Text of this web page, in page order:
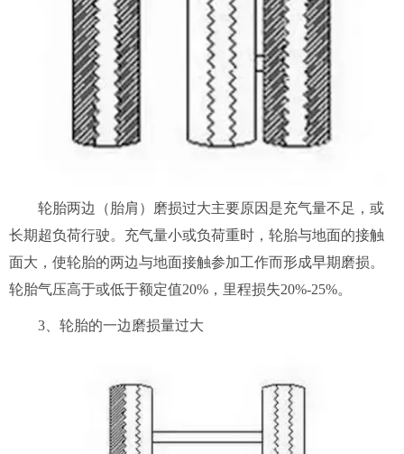
轮胎两边（胎肩）磨损过大主要原因是充气量不足，或
长期超负荷行驶。充气量小或负荷重时，轮胎与地面的接触
面大，使轮胎的两边与地面接触参加工作而形成早期磨损。
轮胎气压高于或低于额定值20%，里程损失20%-25%。
3、轮胎的一边磨损量过大